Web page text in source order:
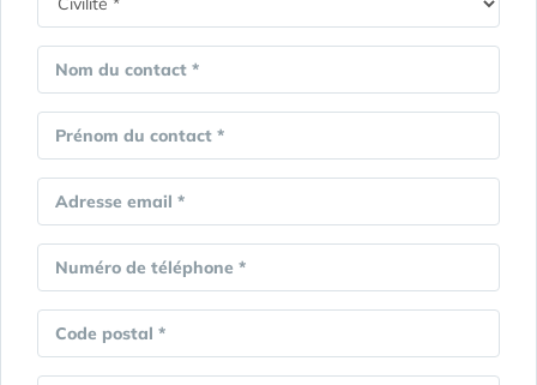
Nom du contact *
Prénom du contact *
Adresse email *
Numéro de téléphone *
Code postal *